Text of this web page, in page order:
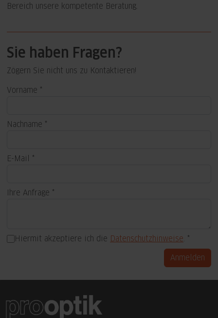
Bereich unsere kompetente Beratung.
Vorname
Nachname
E-Mail
Ihre Anfrage
Hiermit akzeptiere ich die Datenschutzhinweise.
Anmelden
Sie haben Fragen?
Zögern Sie nicht uns zu Kontaktieren!